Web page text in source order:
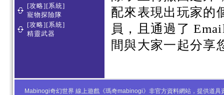
[攻略][系統]
寵物探險隊
[攻略][系統]
精靈武器
配來表現出玩家的
員，且通過了
間與大家一起分享
Mabinogi奇幻世界 線上遊戲《瑪奇mabinogi》非官方資料網站，提供道